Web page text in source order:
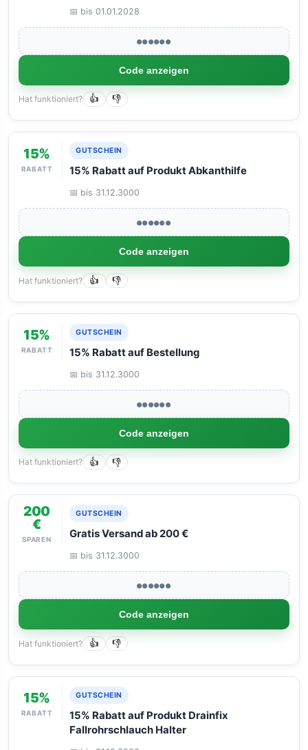
📅 bis 01.01.2028
●●●●●●
Code anzeigen
Hat funktioniert? 👍 👎
15%
RABATT
GUTSCHEIN
15% Rabatt auf Produkt Abkanthilfe
📅 bis 31.12.3000
●●●●●●
Code anzeigen
Hat funktioniert? 👍 👎
15%
RABATT
GUTSCHEIN
15% Rabatt auf Bestellung
📅 bis 31.12.3000
●●●●●●
Code anzeigen
Hat funktioniert? 👍 👎
200
€
SPAREN
GUTSCHEIN
Gratis Versand ab 200 €
📅 bis 31.12.3000
●●●●●●
Code anzeigen
Hat funktioniert? 👍 👎
15%
RABATT
GUTSCHEIN
15% Rabatt auf Produkt Drainfix
Fallrohrschlauch Halter